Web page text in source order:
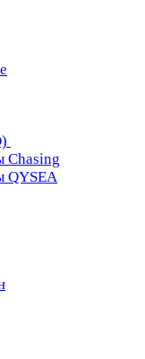
Chasing
QYSEA